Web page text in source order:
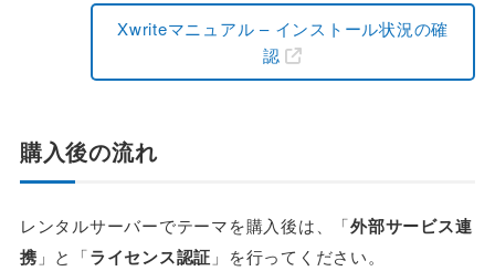
Xwriteマニュアル – インストール状況の確
認
購入後の流れ
レンタルサーバーでテーマを購入後は、「外部サービス連
携 」と「ライセンス認証 」を行ってください。